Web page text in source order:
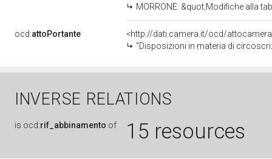
MORRONE: &quot;Modifiche alla tabella A allegata all&rsquo;ordinamento giudiziario,
ocd:attoPortante
<http://dati.camera.it/ocd/
"Disposizioni in materia di
INVERSE RELATIONS
is ocd:rif_abbinamento of 15 resources